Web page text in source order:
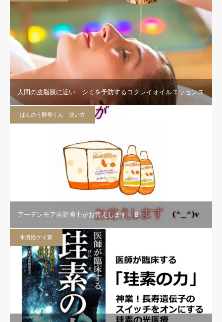
人間の皮脂膜に近い シミを予防するコクレイオイルエッセンス
ばんのう酵母くん 使い方
アーデンモア吉野博士がお答えします Ｂ
水溶性ケイ素